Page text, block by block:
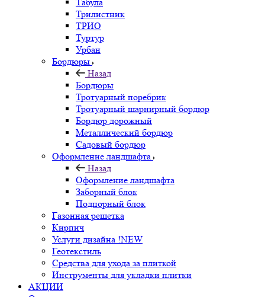
Трилистник
ТРИО
Туртур
Урбан
Бордюры
Назад
Бордюры
Тротуарный поребрик
Тротуарный шарнирный бордюр
Бордюр дорожный
Металлический бордюр
Садовый бордюр
Оформление ландшафта
Назад
Оформление ландшафта
Заборный блок
Подпорный блок
Газонная решетка
Кирпич
Услуги дизайна !NEW
Геотекстиль
Средства для ухода за плиткой
Инструменты для укладки плитки
АКЦИИ